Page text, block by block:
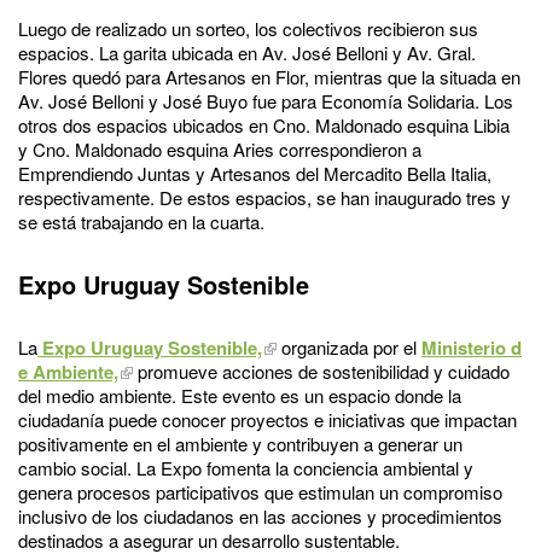
Luego de realizado un sorteo, los colectivos recibieron sus
espacios. La garita ubicada en Av. José Belloni y Av. Gral.
Flores quedó para Artesanos en Flor, mientras que la situada en
Av. José Belloni y José Buyo fue para Economía Solidaria. Los
otros dos espacios ubicados en Cno. Maldonado esquina Libia
y Cno. Maldonado esquina Aries correspondieron a
Emprendiendo Juntas y Artesanos del Mercadito Bella Italia,
respectivamente. De estos espacios, se han inaugurado tres y
se está trabajando en la cuarta.
Expo Uruguay Sostenible
La Expo Uruguay Sostenible, organizada por el Ministerio d
e Ambiente,
promueve acciones de sostenibilidad y cuidado
del medio ambiente. Este evento es un espacio donde la
ciudadanía puede conocer proyectos e iniciativas que impactan
positivamente en el ambiente y contribuyen a generar un
cambio social. La Expo fomenta la conciencia ambiental y
genera procesos participativos que estimulan un compromiso
inclusivo de los ciudadanos en las acciones y procedimientos
destinados a asegurar un desarrollo sustentable.